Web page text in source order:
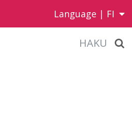
Language | FI
HAKU